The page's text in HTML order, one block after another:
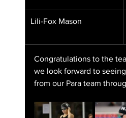
Lili-Fox Mason
Congratulations to the
we look forward to
from our Para team